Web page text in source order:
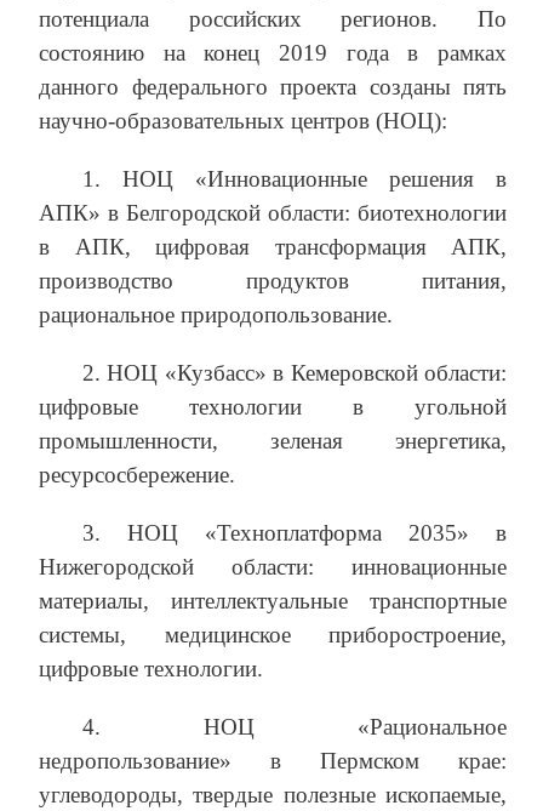
потенциала российских регионов. По
состоянию на конец 2019 года в рамках
данного федерального проекта созданы пять
научно-образовательных центров (НОЦ):
1. НОЦ «Инновационные решения в
АПК» в Белгородской области: биотехнологии
в АПК, цифровая трансформация АПК,
производство продуктов питания,
рациональное природопользование.
2. НОЦ «Кузбасс» в Кемеровской области:
цифровые технологии в угольной
промышленности, зеленая энергетика,
ресурсосбережение.
3. НОЦ «Техноплатформа 2035» в
Нижегородской области: инновационные
материалы, интеллектуальные транспортные
системы, медицинское приборостроение,
цифровые технологии.
4. НОЦ «Рациональное
недропользование» в Пермском крае:
углеводороды, твердые полезные ископаемые,